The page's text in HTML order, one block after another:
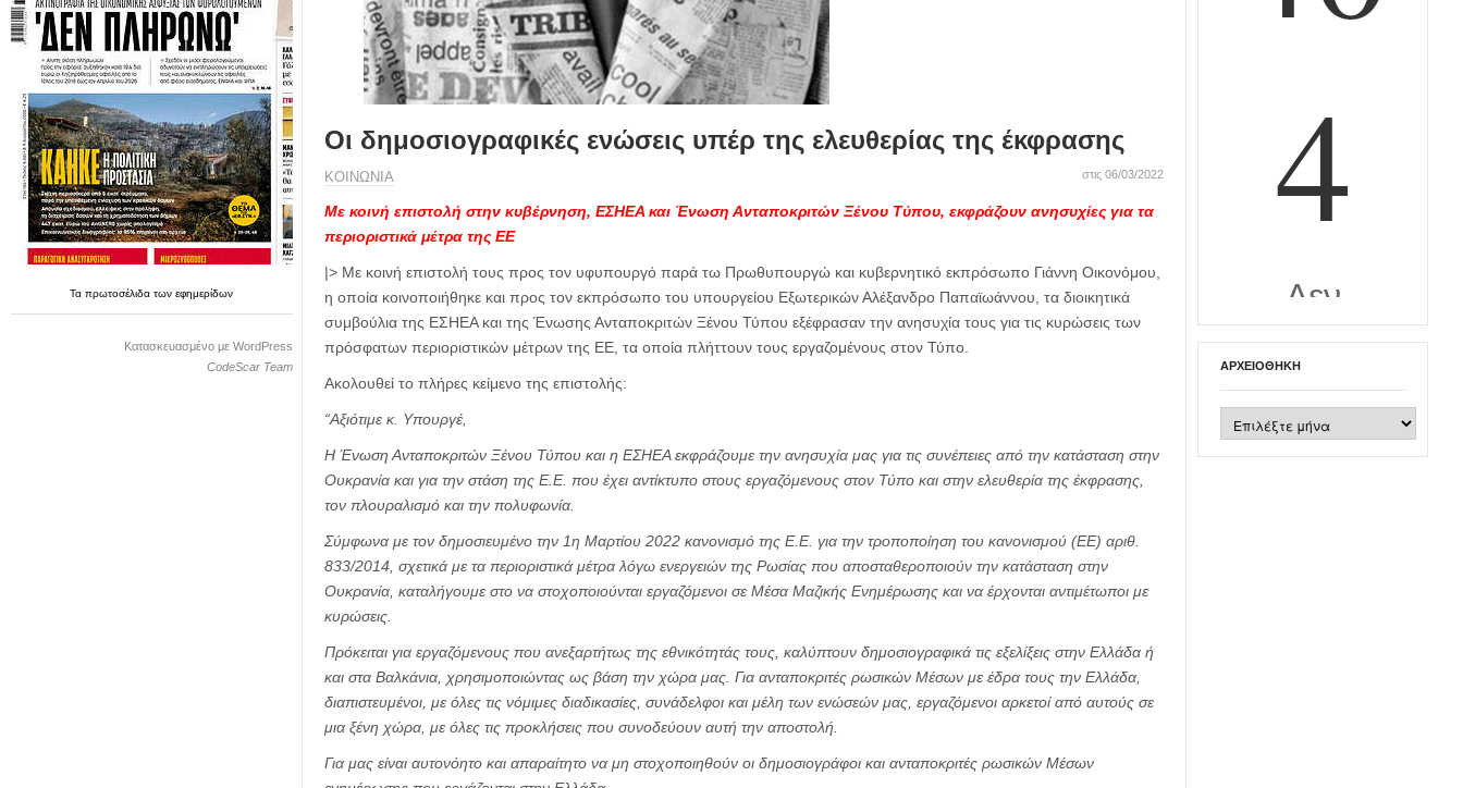
Ταπρωτοσέλιδατωνεφημερίδων
Κατασκευασμένο με WordPress
CodeScar Team
Οι δημοσιογραφικές ενώσεις υπέρ της ελευθερίας της έκφρασης
ΚΟΙΝΩΝΙΑ στις 06/03/2022
Με κοινή επιστολή στην κυβέρνηση, ΕΣΗΕΑ και Ένωση Ανταποκριτών Ξένου Τύπου, εκφράζουν ανησυχίες για τα
περιοριστικά μέτρα της ΕΕ
|> Με κοινή επιστολή τους προς τον υφυπουργό παρά τω Πρωθυπουργώ και κυβερνητικό εκπρόσωπο Γιάννη Οικονόμου,
η οποία κοινοποιήθηκε και προς τον εκπρόσωπο του υπουργείου Εξωτερικών Αλέξανδρο Παπαϊωάννου, τα διοικητικά
συμβούλια της ΕΣΗΕΑ και της Ένωσης Ανταποκριτών Ξένου Τύπου εξέφρασαν την ανησυχία τους για τις κυρώσεις των
πρόσφατων περιοριστικών μέτρων της ΕΕ, τα οποία πλήττουν τους εργαζομένους στον Τύπο.
Ακολουθεί το πλήρες κείμενο της επιστολής:
“Αξιότιμε κ. Υπουργέ,
Η Ένωση Ανταποκριτών Ξένου Τύπου και η ΕΣΗΕΑ εκφράζουμε την ανησυχία μας για τις συνέπειες από την κατάσταση στην
Ουκρανία και για την στάση της Ε.Ε. που έχει αντίκτυπο στους εργαζόμενους στον Τύπο και στην ελευθερία της έκφρασης,
τον πλουραλισμό και την πολυφωνία.
Σύμφωνα με τον δημοσιευμένο την 1η Μαρτίου 2022 κανονισμό της Ε.Ε. για την τροποποίηση του κανονισμού (ΕΕ) αριθ.
833/2014, σχετικά με τα περιοριστικά μέτρα λόγω ενεργειών της Ρωσίας που αποσταθεροποιούν την κατάσταση στην
Ουκρανία, καταλήγουμε στο να στοχοποιούνται εργαζόμενοι σε Μέσα Μαζικής Ενημέρωσης και να έρχονται αντιμέτωποι με
κυρώσεις.
Πρόκειται για εργαζόμενους που ανεξαρτήτως της εθνικότητάς τους, καλύπτουν δημοσιογραφικά τις εξελίξεις στην Ελλάδα ή
και στα Βαλκάνια, χρησιμοποιώντας ως βάση την χώρα μας. Για ανταποκριτές ρωσικών Μέσων με έδρα τους την Ελλάδα,
διαπιστευμένοι, με όλες τις νόμιμες διαδικασίες, συνάδελφοι και μέλη των ενώσεών μας, εργαζόμενοι αρκετοί από αυτούς σε
μια ξένη χώρα, με όλες τις προκλήσεις που συνοδεύουν αυτή την αποστολή.
Για μας είναι αυτονόητο και απαραίτητο να μη στοχοποιηθούν οι δημοσιογράφοι και ανταποκριτές ρωσικών Μέσων
ΑΡΧΕΙΟΘΉΚΗ